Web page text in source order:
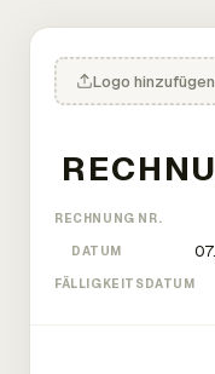
Logo hinzufügen
RECHNUNG NR.
DATUM
FÄLLIGKEITSDATUM